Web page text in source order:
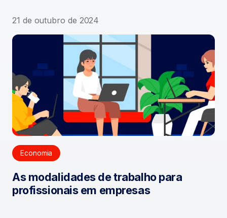
21 de outubro de 2024
Economia
As modalidades de trabalho para
profissionais em empresas